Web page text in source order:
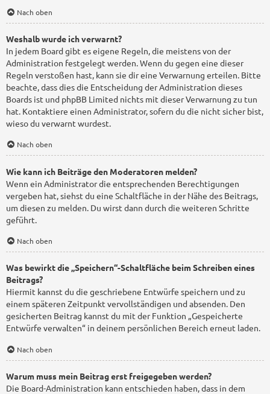
Nach oben
Weshalb wurde ich verwarnt?
In jedem Board gibt es eigene Regeln, die meistens von der
Administration festgelegt werden. Wenn du gegen eine dieser
Regeln verstoßen hast, kann sie dir eine Verwarnung erteilen. Bitte
beachte, dass dies die Entscheidung der Administration dieses
Boards ist und phpBB Limited nichts mit dieser Verwarnung zu tun
hat. Kontaktiere einen Administrator, sofern du die nicht sicher bist,
wieso du verwarnt wurdest.
Nach oben
Wie kann ich Beiträge den Moderatoren melden?
Wenn ein Administrator die entsprechenden Berechtigungen
vergeben hat, siehst du eine Schaltfläche in der Nähe des Beitrags,
um diesen zu melden. Du wirst dann durch die weiteren Schritte
geführt.
Nach oben
Was bewirkt die „Speichern“-Schaltfläche beim Schreiben eines
Beitrags?
Hiermit kannst du die geschriebene Entwürfe speichern und zu
einem späteren Zeitpunkt vervollständigen und absenden. Den
gesicherten Beitrag kannst du mit der Funktion „Gespeicherte
Entwürfe verwalten“ in deinem persönlichen Bereich erneut laden.
Nach oben
Warum muss mein Beitrag erst freigegeben werden?
Die Board-Administration kann entschieden haben, dass in dem